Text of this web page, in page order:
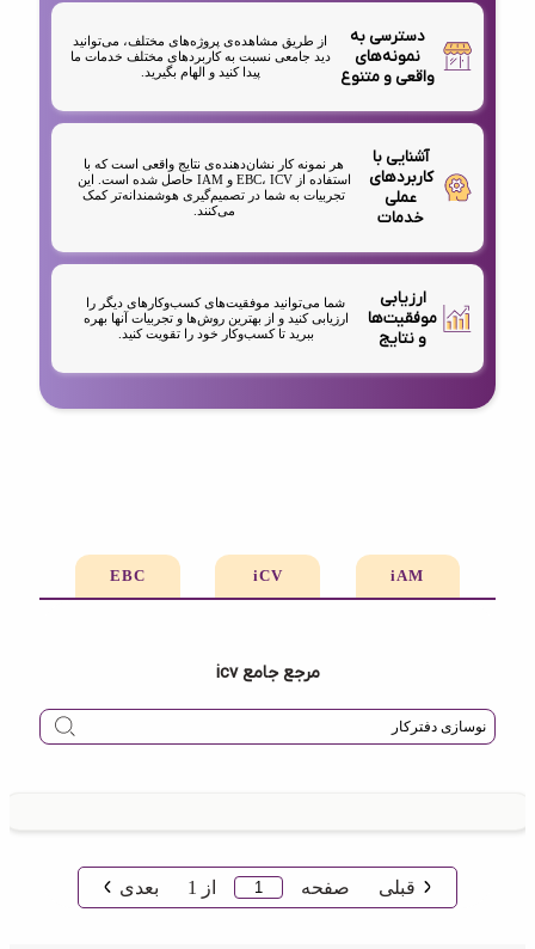
دسترسی به
نمونه‌های
واقعی و متنوع
از طریق مشاهده‌ی پروژه‌های مختلف، می‌توانید
دید جامعی نسبت به کاربردهای مختلف خدمات ما
پیدا کنید و الهام بگیرید.
آشنایی با
کاربردهای
عملی
خدمات
هر نمونه کار نشان‌دهنده‌ی نتایج واقعی است که با
استفاده از EBC، ICV و IAM حاصل شده است. این
تجربیات به شما در تصمیم‌گیری هوشمندانه‌تر کمک
می‌کنند.
ارزیابی
موفقیت‌ها
و نتایج
شما می‌توانید موفقیت‌های کسب‌وکارهای دیگر را
ارزیابی کنید و از بهترین روش‌ها و تجربیات آنها بهره
ببرید تا کسب‌وکار خود را تقویت کنید.
iAM
iCV
EBC
مرجع جامع icv
قبلی صفحه از 1 بعدی